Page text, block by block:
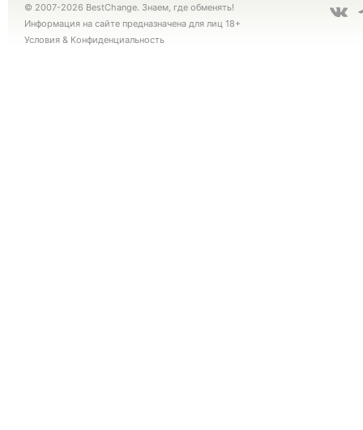
© 2007-2026 BestChange. Знаем, где обменять!
Информация на сайте предназначена для лиц 18+
Условия & Конфиденциальность